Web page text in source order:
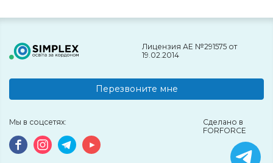
Лицензия АЕ №291575 от
19.02.2014
Перезвоните мне
Мы в соцсетях:
Сделано в
FORFORCE